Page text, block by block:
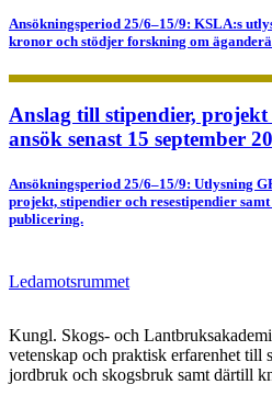
Ansökningsperiod 25/6–15/9: KSLA:s
kronor och stödjer forskning om
Anslag till stipendier,
ansök senast 15 september
Ansökningsperiod 25/6–15/9: Utlysning
projekt, stipendier och resestipendier
publicering.
Ledamotsrummet
Kungl. Skogs- och
vetenskap och praktisk erfarenhet till
jordbruk och skogsbruk samt därtill